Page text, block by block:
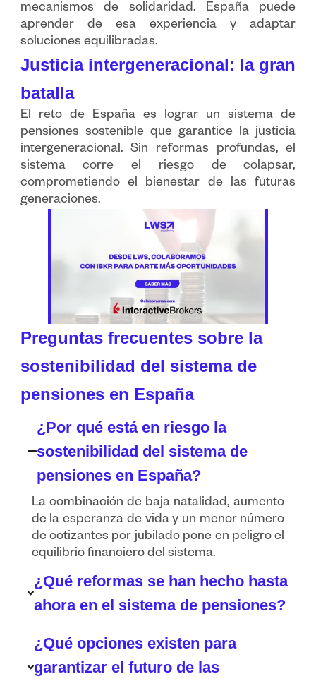
mecanismos de solidaridad. España puede
aprender de esa experiencia y adaptar
soluciones equilibradas.
Justicia intergeneracional: la gran
batalla
El reto de España es lograr un sistema de
pensiones sostenible que garantice la justicia
intergeneracional. Sin reformas profundas, el
sistema corre el riesgo de colapsar,
comprometiendo el bienestar de las futuras
generaciones.
Preguntas frecuentes sobre la
sostenibilidad del sistema de
pensiones en España
¿Por qué está en riesgo la
sostenibilidad del sistema de
pensiones en España?
La combinación de baja natalidad, aumento
de la esperanza de vida y un menor número
de cotizantes por jubilado pone en peligro el
equilibrio financiero del sistema.
¿Qué reformas se han hecho hasta
ahora en el sistema de pensiones?
¿Qué opciones existen para
garantizar el futuro de las